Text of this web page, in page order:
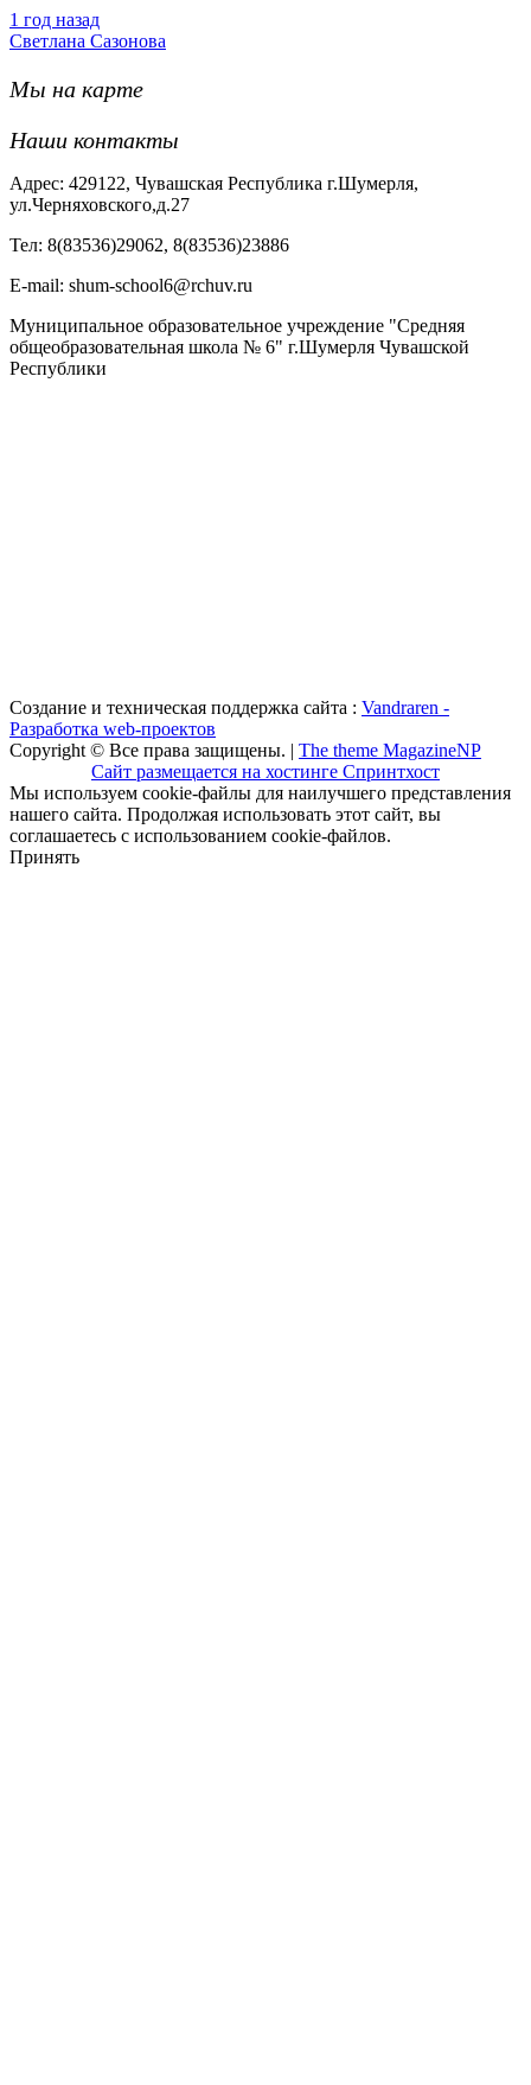
1 год назад
Светлана Сазонова
Мы на карте
Наши контакты
Адрес: 429122, Чувашская Республика г.Шумерля,
ул.Черняховского,д.27
Тел: 8(83536)29062, 8(83536)23886
Е-mail: shum-school6@rchuv.ru
Муниципальное образовательное учреждение "Средняя
общеобразовательная школа № 6" г.Шумерля Чувашской
Республики
Создание и техническая поддержка сайта : Vandraren -
Разработка web-проектов
Copyright © Все права защищены. | The theme MagazineNP
Сайт размещается на хостинге Спринтхост
Мы используем cookie-файлы для наилучшего представления
нашего сайта. Продолжая использовать этот сайт, вы
соглашаетесь с использованием cookie-файлов.
Принять